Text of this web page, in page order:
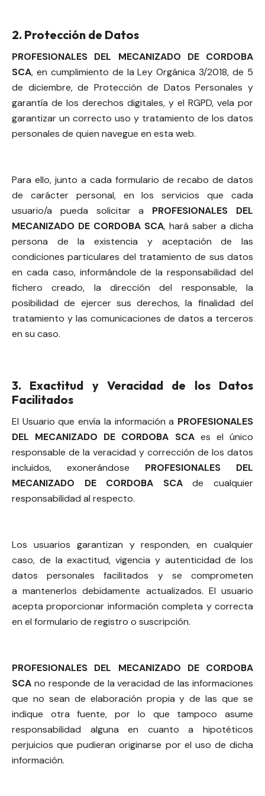
2. Protección de Datos
PROFESIONALES DEL MECANIZADO DE CORDOBA
SCA, en cumplimiento de la Ley Orgánica 3/2018, de 5
de diciembre, de Protección de Datos Personales y
garantía de los derechos digitales, y el RGPD, vela por
garantizar un correcto uso y tratamiento de los datos
personales de quien navegue en esta web.
Para ello, junto a cada formulario de recabo de datos
de carácter personal, en los servicios que cada
usuario/a pueda solicitar a PROFESIONALES DEL
MECANIZADO DE CORDOBA SCA, hará saber a dicha
persona de la existencia y aceptación de las
condiciones particulares del tratamiento de sus datos
en cada caso, informándole de la responsabilidad del
fichero creado, la dirección del responsable, la
posibilidad de ejercer sus derechos, la finalidad del
tratamiento y las comunicaciones de datos a terceros
en su caso.
3. Exactitud y Veracidad de los Datos
Facilitados
El Usuario que envía la información a PROFESIONALES
DEL MECANIZADO DE CORDOBA SCAes el único
responsable de la veracidad y corrección de los datos
incluidos, exonerándose PROFESIONALES DEL
MECANIZADO DE CORDOBA SCAde cualquier
responsabilidad al respecto.
Los usuarios garantizan y responden, en cualquier
caso, de la exactitud, vigencia y autenticidad de los
datos personales facilitados y se comprometen
a mantenerlos debidamente actualizados. El usuario
acepta proporcionar información completa y correcta
en el formulario de registro o suscripción.
PROFESIONALES DEL MECANIZADO DE CORDOBA
SCA no responde de la veracidad de las informaciones
que no sean de elaboración propia y de las que se
indique otra fuente, por lo que tampoco asume
responsabilidad alguna en cuanto a hipotéticos
perjuicios que pudieran originarse por el uso de dicha
información.